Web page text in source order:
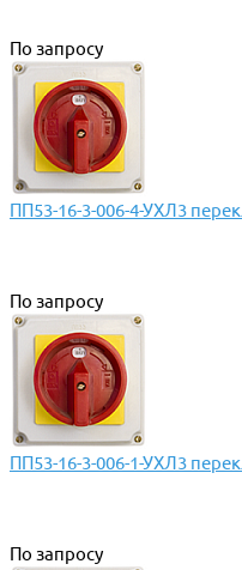
По запросу
ПП53-16-3-006-4-УХЛ3
По запросу
ПП53-16-3-006-1-УХЛ3
По запросу